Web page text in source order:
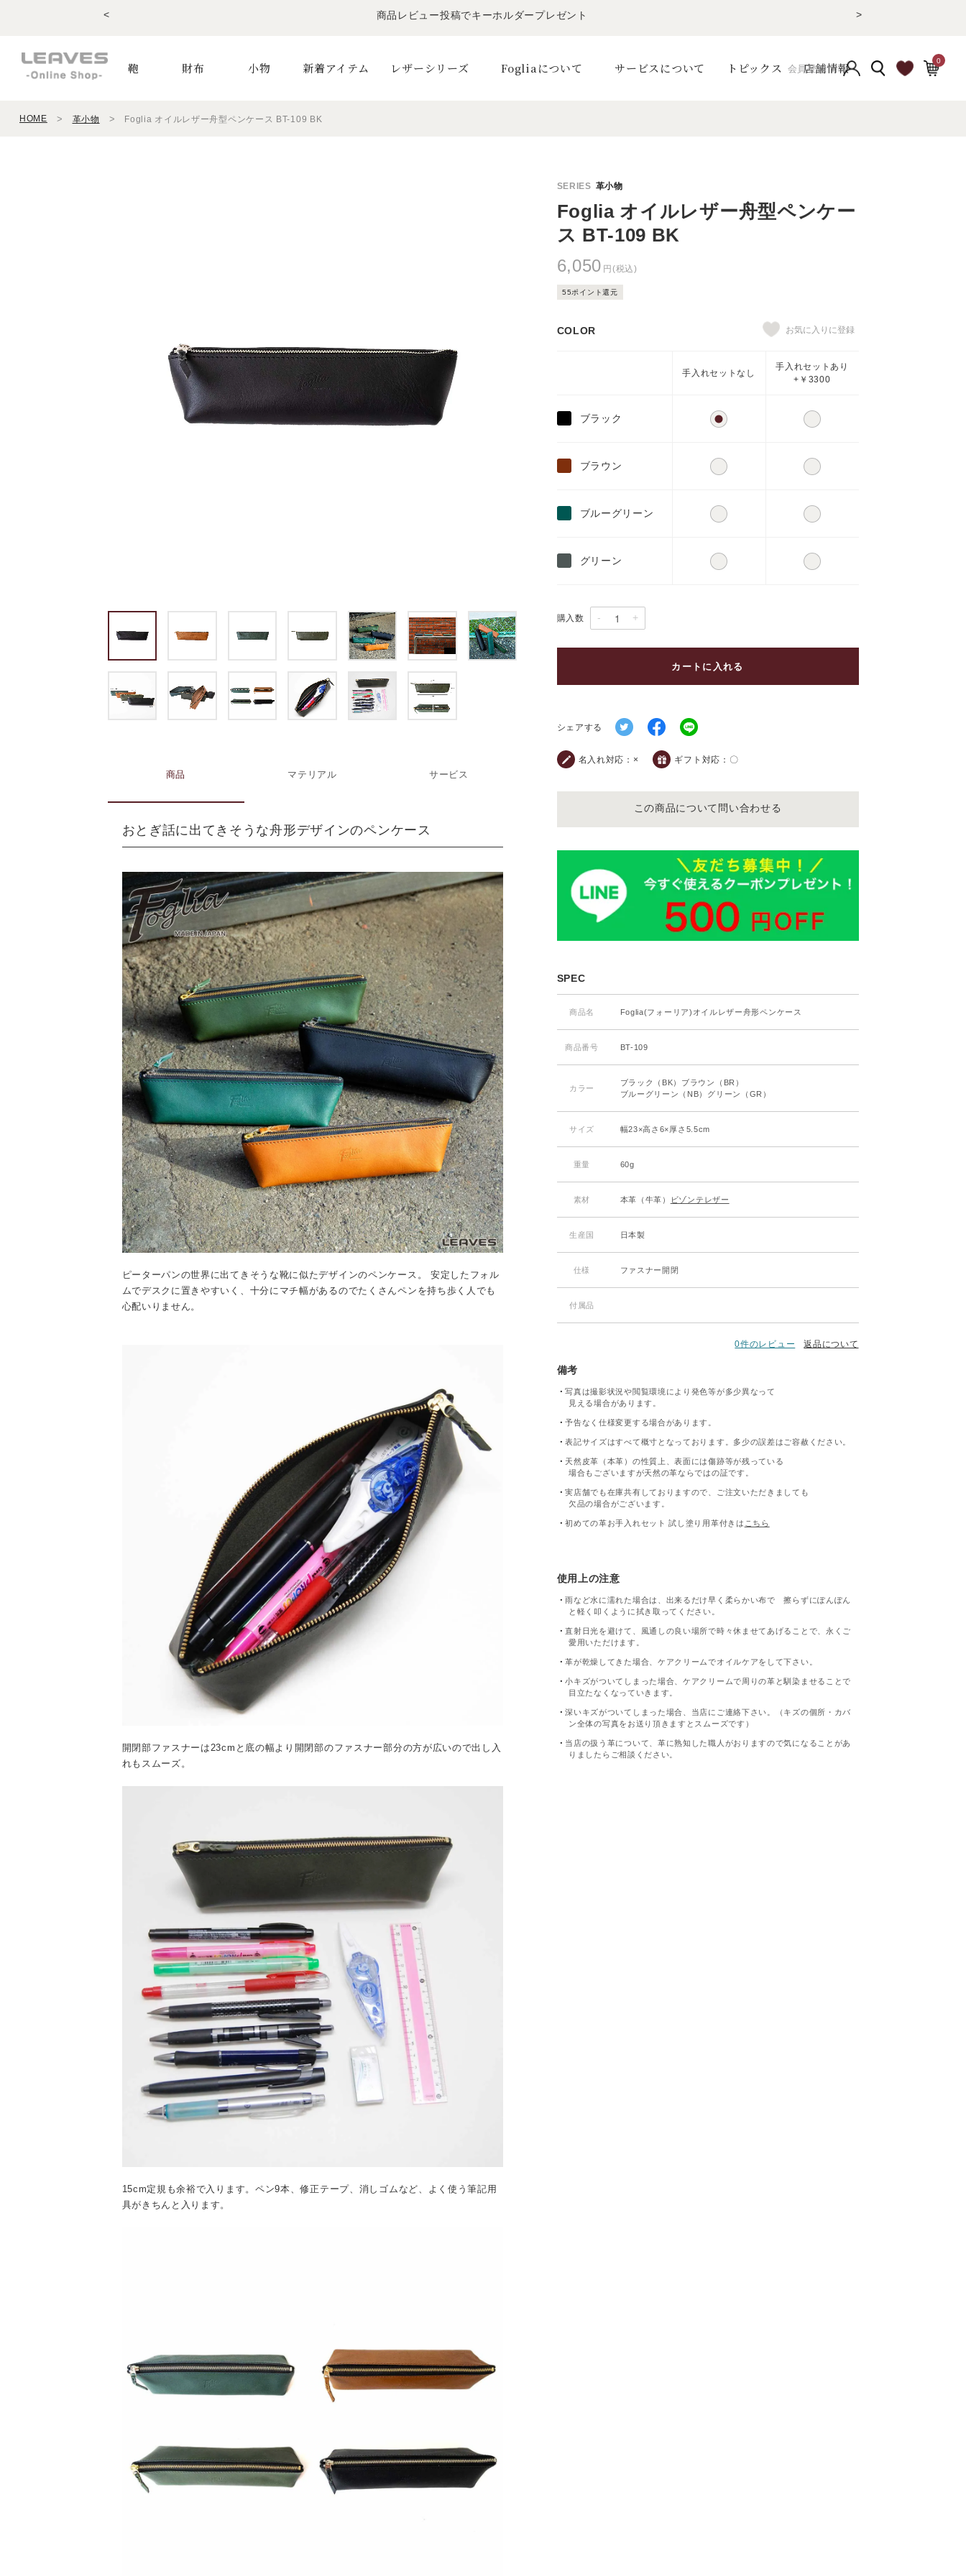
<
商品レビュー投稿でキーホルダープレゼント
商品レビュー投稿でキーホルダープレゼント
>
鞄 財布 小物 新着アイテム レザーシリーズ Fogliaについて サービスについて トピックス 店舗情報
会員登録
0
HOME 革小物 Foglia オイルレザー舟型ペンケース BT-109 BK
商品 マテリアル サービス
おとぎ話に出てきそうな舟形デザインのペンケース
ピーターパンの世界に出てきそうな靴に似たデザインのペンケース。 安定したフォル
ムでデスクに置きやすいく、十分にマチ幅があるのでたくさんペンを持ち歩く人でも
心配いりません。
開閉部ファスナーは23cmと底の幅より開閉部のファスナー部分の方が広いので出し入
れもスムーズ。
15cm定規も余裕で入ります。ペン9本、修正テープ、消しゴムなど、よく使う筆記用
具がきちんと入ります。
Foglia オイルレザー舟型ペンケー
ス BT-109 BK
6,050 円(税込)
55ポイント還元
COLOR
手入れセットなし
手入れセットあり
+￥3300
ブラック
ブラウン
ブルーグリーン
グリーン
購入数 - +
カートに入れる
シェアする
名入れ対応： × ギフト対応： 〇
この商品について問い合わせる
SPEC
商品名 Foglia(フォーリア)オイルレザー舟形ペンケース
商品番号 BT-109
カラー
ブラック（BK）ブラウン（BR）
ブルーグリーン（NB）グリーン（GR）
サイズ 幅23×高さ6×厚さ5.5cm
重量 60g
素材 本革（牛革） ビゾンテレザー
生産国 日本製
仕様 ファスナー開閉
付属品
0件のレビュー 返品について
備考
写真は撮影状況や閲覧環境により発色等が多少異なって
見える場合があります。
予告なく仕様変更する場合があります。
表記サイズはすべて概寸となっております。多少の誤差はご容赦ください。
天然皮革（本革）の性質上、表面には傷跡等が残っている
場合もございますが天然の革ならではの証です。
実店舗でも在庫共有しておりますので、ご注文いただきましても
欠品の場合がございます。
初めての革お手入れセット 試し塗り用革付きは こちら
使用上の注意
雨など水に濡れた場合は、出来るだけ早く柔らかい布で 擦らずにぽんぽん
と軽く叩くように拭き取ってください。
直射日光を避けて、風通しの良い場所で時々休ませてあげることで、永くご
愛用いただけます。
革が乾燥してきた場合、ケアクリームでオイルケアをして下さい。
小キズがついてしまった場合、ケアクリームで周りの革と馴染ませることで
目立たなくなっていきます。
深いキズがついてしまった場合、当店にご連絡下さい。（キズの個所・カバ
ン全体の写真をお送り頂きますとスムーズです）
当店の扱う革について、革に熟知した職人がおりますので気になることがあ
りましたらご相談ください。